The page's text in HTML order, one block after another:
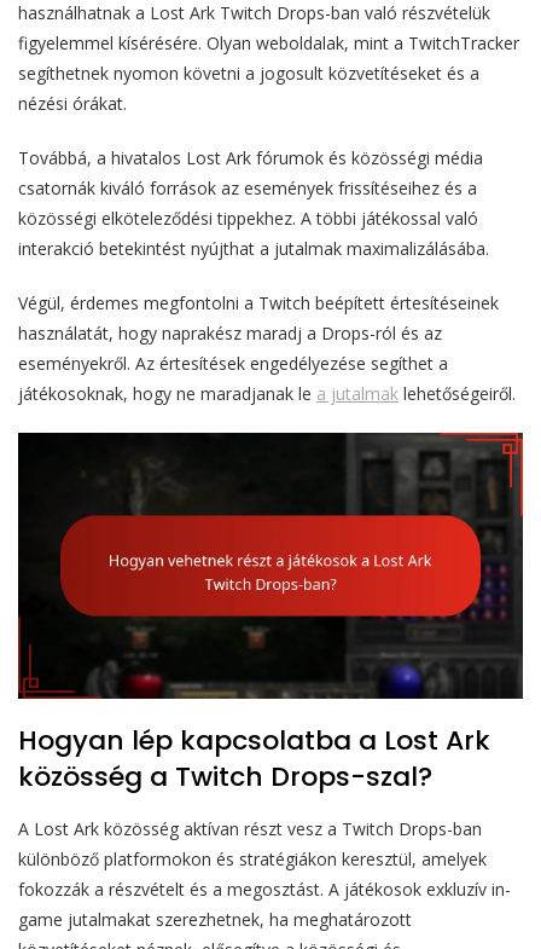
használhatnak a Lost Ark Twitch Drops-ban való részvételük
figyelemmel kísérésére. Olyan weboldalak, mint a TwitchTracker
segíthetnek nyomon követni a jogosult közvetítéseket és a
nézési órákat.
Továbbá, a hivatalos Lost Ark fórumok és közösségi média
csatornák kiváló források az események frissítéseihez és a
közösségi elköteleződési tippekhez. A többi játékossal való
interakció betekintést nyújthat a jutalmak maximalizálásába.
Végül, érdemes megfontolni a Twitch beépített értesítéseinek
használatát, hogy naprakész maradj a Drops-ról és az
eseményekről. Az értesítések engedélyezése segíthet a
játékosoknak, hogy ne maradjanak le a jutalmak lehetőségeiről.
Hogyan lép kapcsolatba a Lost Ark
közösség a Twitch Drops-szal?
A Lost Ark közösség aktívan részt vesz a Twitch Drops-ban
különböző platformokon és stratégiákon keresztül, amelyek
fokozzák a részvételt és a megosztást. A játékosok exkluzív in-
game jutalmakat szerezhetnek, ha meghatározott